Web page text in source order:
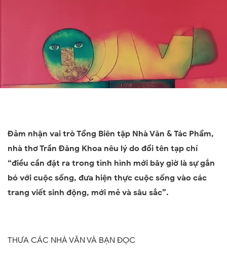
Đảm nhận vai trò Tổng Biên tập Nhà Văn & Tác Phẩm,
nhà thơ Trần Đăng Khoa nêu lý do đổi tên tạp chí
“điều cần đặt ra trong tình hình mới bây giờ là sự gắn
bó với cuộc sống, đưa hiện thực cuộc sống vào các
trang viết sinh động, mới mẻ và sâu sắc”.
THƯA CÁC NHÀ VĂN VÀ BẠN ĐỌC